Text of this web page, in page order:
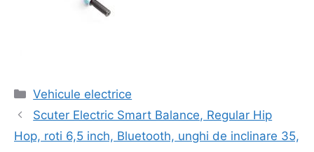
Categorii
Vehicule electrice
Navigare
în
articol
Scuter Electric Smart Balance, Regular Hip
Hop, roti 6,5 inch, Bluetooth, unghi de inclinare 35,